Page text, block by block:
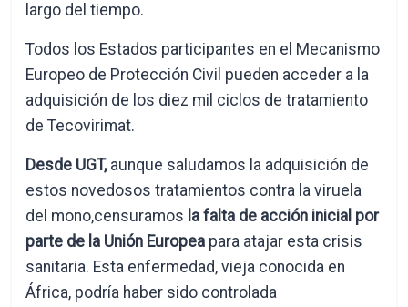
largo del tiempo.
Todos los Estados participantes en el Mecanismo
Europeo de Protección Civil pueden acceder a la
adquisición de los diez mil ciclos de tratamiento
de Tecovirimat.
Desde UGT, aunque saludamos la adquisición de
estos novedosos tratamientos contra la viruela
del mono,censuramos la falta de acción inicial por
parte de la Unión Europea para atajar esta crisis
sanitaria. Esta enfermedad, vieja conocida en
África, podría haber sido controlada